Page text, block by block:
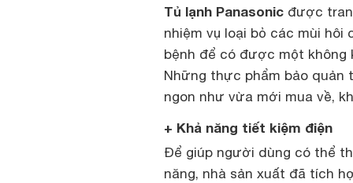
Tủ lạnh Panasonic được
nhiệm vụ loại bỏ các mùi
bệnh để có được một không
Những thực phẩm bảo
ngon như vừa mới mua về,
+ Khả năng tiết kiệm điện
Để giúp người dùng có thể
năng, nhà sản xuất đã tích